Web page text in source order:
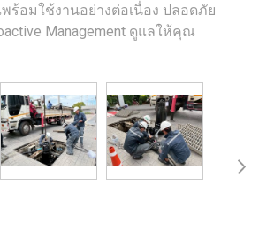
อมใช้งานอย่างต่อเนื่อง ปลอดภัย
Management ดูแลให้คุณ